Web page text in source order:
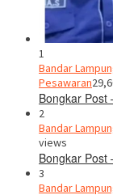
1
Bandar
Pesawaran
Bongkar
2
Bandar
views
Bongkar
3
Bandar